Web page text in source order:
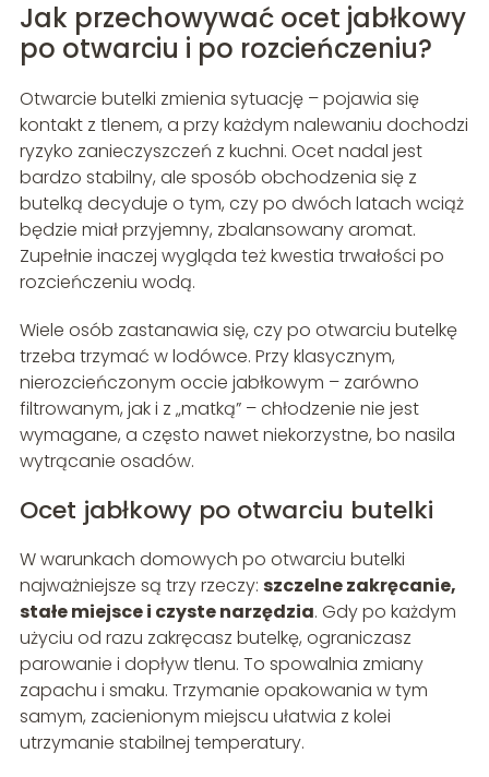
Jak przechowywać ocet jabłkowy
po otwarciu i po rozcieńczeniu?
Otwarcie butelki zmienia sytuację – pojawia się
kontakt z tlenem, a przy każdym nalewaniu dochodzi
ryzyko zanieczyszczeń z kuchni. Ocet nadal jest
bardzo stabilny, ale sposób obchodzenia się z
butelką decyduje o tym, czy po dwóch latach wciąż
będzie miał przyjemny, zbalansowany aromat.
Zupełnie inaczej wygląda też kwestia trwałości po
rozcieńczeniu wodą.
Wiele osób zastanawia się, czy po otwarciu butelkę
trzeba trzymać w lodówce. Przy klasycznym,
nierozcieńczonym occie jabłkowym – zarówno
filtrowanym, jak i z „matką” – chłodzenie nie jest
wymagane, a często nawet niekorzystne, bo nasila
wytrącanie osadów.
Ocet jabłkowy po otwarciu butelki
W warunkach domowych po otwarciu butelki
najważniejsze są trzy rzeczy: szczelne zakręcanie,
stałe miejsce i czyste narzędzia. Gdy po każdym
użyciu od razu zakręcasz butelkę, ograniczasz
parowanie i dopływ tlenu. To spowalnia zmiany
zapachu i smaku. Trzymanie opakowania w tym
samym, zacienionym miejscu ułatwia z kolei
utrzymanie stabilnej temperatury.